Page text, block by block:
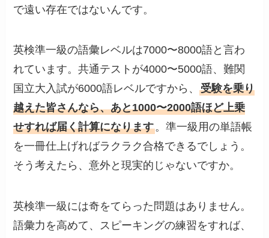
で遠い存在ではないんです。
英検準一級の語彙レベルは7000〜8000語と言わ
れています。共通テストが4000〜5000語、難関
国立大入試が6000語レベルですから、受験を乗り
越えた皆さんなら、あと1000〜2000語ほど上乗
せすれば届く計算になります。準一級用の単語帳
を一冊仕上げればラクラク合格できるでしょう。
そう考えたら、意外と現実的じゃないですか。
英検準一級には奇をてらった問題はありません。
語彙力を高めて、スピーキングの練習をすれば、